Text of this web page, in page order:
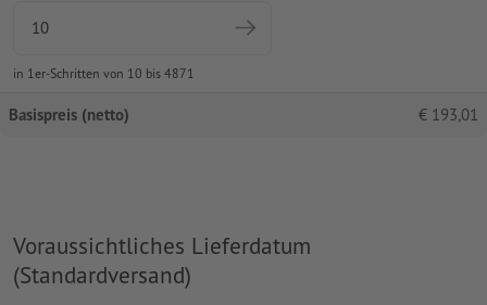
in 1er-Schritten von 10 bis 4871
Basispreis (netto) € 193,01
Voraussichtliches Lieferdatum
(Standardversand)